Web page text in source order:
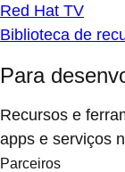
Red Hat TV
Biblioteca de
Para
Recursos e
apps e serviços
Parceiros